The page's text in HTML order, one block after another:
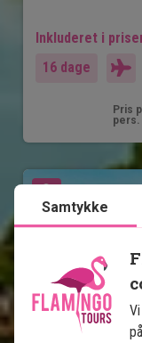
Inkluderet i
16 dage
Pris
pers.
Samtykke